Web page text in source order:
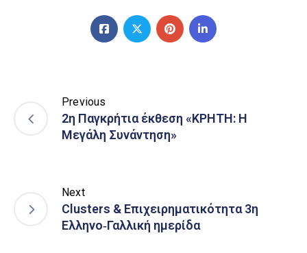
Previous
2η Παγκρήτια έκθεση «ΚΡΗΤΗ: Η
Μεγάλη Συνάντηση»
Next
Clusters & Επιχειρηματικότητα 3η
Ελληνο‐Γαλλική ημερίδα